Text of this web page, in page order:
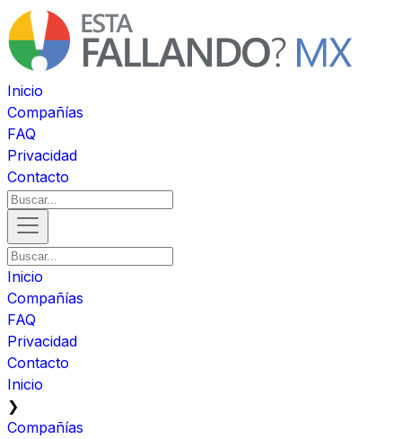
Inicio
Compañías
FAQ
Privacidad
Contacto
Inicio
Compañías
FAQ
Privacidad
Contacto
Inicio
❯
Compañías